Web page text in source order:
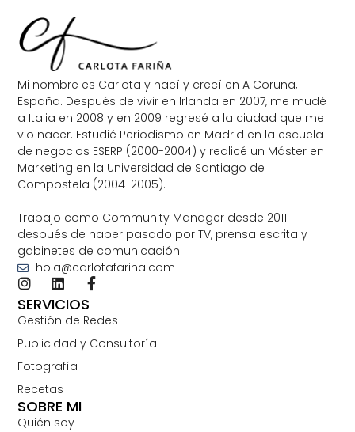
Mi nombre es Carlota y nací y crecí en A Coruña,
España. Después de vivir en Irlanda en 2007, me mudé
a Italia en 2008 y en 2009 regresé a la ciudad que me
vio nacer. Estudié Periodismo en Madrid en la escuela
de negocios ESERP (2000-2004) y realicé un Máster en
Marketing en la Universidad de Santiago de
Compostela (2004-2005).
Trabajo como Community Manager desde 2011
después de haber pasado por TV, prensa escrita y
gabinetes de comunicación.
hola@carlotafarina.com
SOBRE MI
Quién soy
SERVICIOS
Gestión de Redes
Publicidad y Consultoría
Fotografía
Recetas